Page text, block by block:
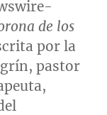
de los
por la
pastor